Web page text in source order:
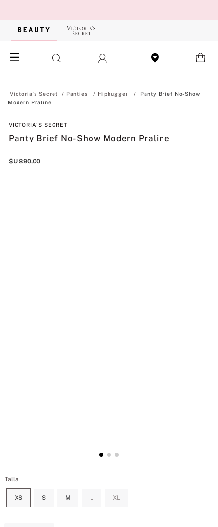
Panties Hiphugger
Panty Brief No-Show
Modern Praline
VICTORIA'S SECRET
Panty Brief No-Show Modern Praline
$U 890,00
Talla
XS S M L XL